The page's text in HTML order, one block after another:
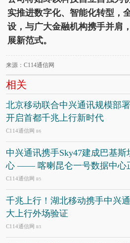
实推进数字化、智能化转型，
设，与广大金融机构携手并肩
展新范式。
来源：C114通信网
相关
北京移动联合中兴通讯规模部
开启首都千兆上行新时代
C114通信网 8/6
中兴通讯携手Sky47建成巴基
心 —— 喀喇昆仑一号数据中心
C114通信网 8/5
千兆上行！湖北移动携手中兴
大上行外场验证
C114通信网 8/3